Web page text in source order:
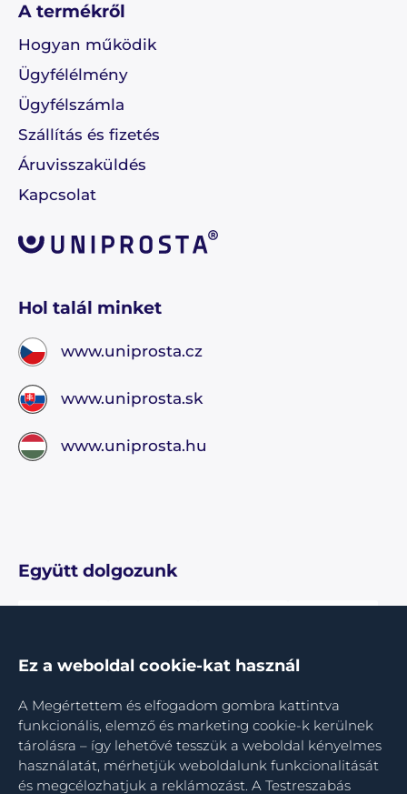
Ez a weboldal cookie-kat használ
A Megértettem és elfogadom gombra kattintva
funkcionális, elemző és marketing cookie-k kerülnek
tárolásra – így lehetővé tesszük a weboldal kényelmes
használatát, mérhetjük weboldalunk funkcionalitását
és megcélozhatjuk a reklámozást. A Testreszabás
A termékről
Hogyan működik
Ügyfélélmény
Ügyfélszámla
Szállítás és fizetés
Áruvisszaküldés
Kapcsolat
Hol talál minket
www.uniprosta.cz
www.uniprosta.sk
www.uniprosta.hu
Együtt dolgozunk